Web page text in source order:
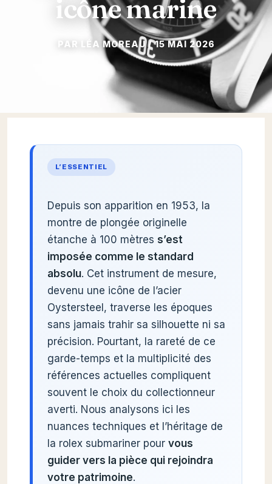
icône marine
15 MAI 2026
L’ESSENTIEL
Depuis son apparition en 1953, la
montre de plongée originelle
étanche à 100 mètres s’est
imposée comme le standard
absolu. Cet instrument de mesure,
devenu une icône de l’acier
Oystersteel, traverse les époques
sans jamais trahir sa silhouette ni sa
précision. Pourtant, la rareté de ce
garde-temps et la multiplicité des
références actuelles compliquent
souvent le choix du collectionneur
averti. Nous analysons ici les
nuances techniques et l’héritage de
la rolex submariner pour vous
guider vers la pièce qui rejoindra
votre patrimoine.